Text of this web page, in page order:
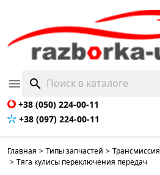
 search
+38 (050) 224-00-11
+38 (097) 224-00-11
Главная > Типы запчастей > Трансмиссия
> Тяга кулисы переключения передач